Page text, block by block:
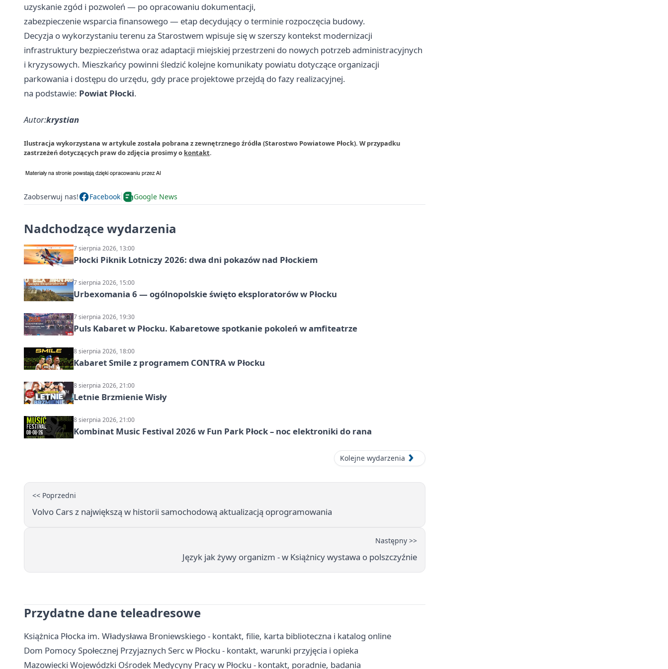
uzyskanie zgód i pozwoleń — po opracowaniu dokumentacji,
zabezpieczenie wsparcia finansowego — etap decydujący o terminie rozpoczęcia budowy.
Decyzja o wykorzystaniu terenu za Starostwem wpisuje się w szerszy kontekst modernizacji
infrastruktury bezpieczeństwa oraz adaptacji miejskiej przestrzeni do nowych potrzeb administracyjnych
i kryzysowych. Mieszkańcy powinni śledzić kolejne komunikaty powiatu dotyczące organizacji
parkowania i dostępu do urzędu, gdy prace projektowe przejdą do fazy realizacyjnej.
na podstawie: Powiat Płocki.
Autor:krystian
Ilustracja wykorzystana w artykule została pobrana z zewnętrznego źródła (Starostwo Powiatowe Płock). W przypadku
zastrzeżeń dotyczących praw do zdjęcia prosimy o kontakt.
Zaobserwuj nas! Facebook Google News
Nadchodzące wydarzenia
7 sierpnia 2026, 13:00
Płocki Piknik Lotniczy 2026: dwa dni pokazów nad Płockiem
7 sierpnia 2026, 15:00
Urbexomania 6 — ogólnopolskie święto eksploratorów w Płocku
7 sierpnia 2026, 19:30
Puls Kabaret w Płocku. Kabaretowe spotkanie pokoleń w amfiteatrze
8 sierpnia 2026, 18:00
Kabaret Smile z programem CONTRA w Płocku
8 sierpnia 2026, 21:00
Letnie Brzmienie Wisły
8 sierpnia 2026, 21:00
Kombinat Music Festival 2026 w Fun Park Płock – noc elektroniki do rana
Kolejne wydarzenia
<< Poprzedni
Volvo Cars z największą w historii samochodową aktualizacją oprogramowania
Następny >>
Język jak żywy organizm - w Książnicy wystawa o polszczyźnie
Przydatne dane teleadresowe
Książnica Płocka im. Władysława Broniewskiego - kontakt, filie, karta biblioteczna i katalog online
Dom Pomocy Społecznej Przyjaznych Serc w Płocku - kontakt, warunki przyjęcia i opieka
Mazowiecki Wojewódzki Ośrodek Medycyny Pracy w Płocku - kontakt, poradnie, badania